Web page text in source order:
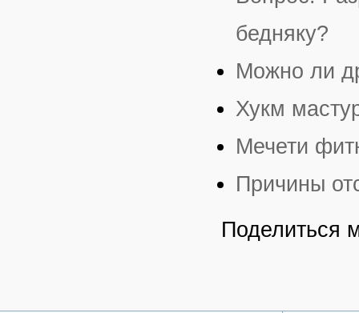
бедняку?
Можно ли
Хукм
Мечети
Причины
Поделиться